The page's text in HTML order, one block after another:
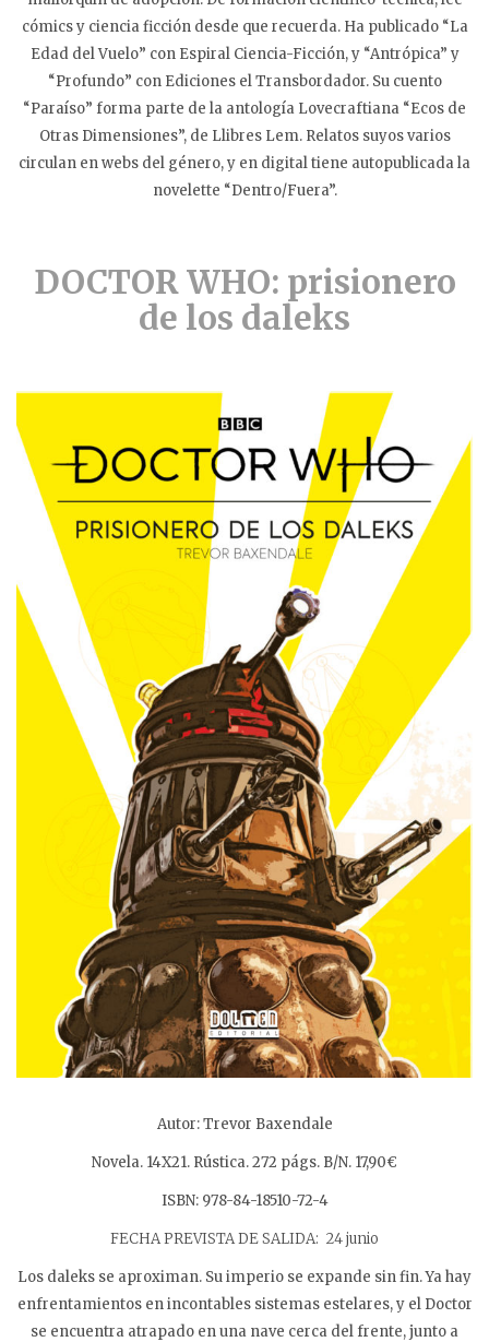
cómics y ciencia ficción desde que recuerda. Ha publicado “La
Edad del Vuelo” con Espiral Ciencia-Ficción, y “Antrópica” y
“Profundo” con Ediciones el Transbordador. Su cuento
“Paraíso” forma parte de la antología Lovecraftiana “Ecos de
Otras Dimensiones”, de Llibres Lem. Relatos suyos varios
circulan en webs del género, y en digital tiene autopublicada la
novelette “Dentro/Fuera”.
DOCTOR WHO: prisionero
de los daleks
Autor: Trevor Baxendale
Novela. 14X21. Rústica. 272 págs. B/N. 17,90€
ISBN: 978-84-18510-72-4
FECHA PREVISTA DE SALIDA: 24 junio
Los daleks se aproximan. Su imperio se expande sin fin. Ya hay
enfrentamientos en incontables sistemas estelares, y el Doctor
se encuentra atrapado en una nave cerca del frente, junto a